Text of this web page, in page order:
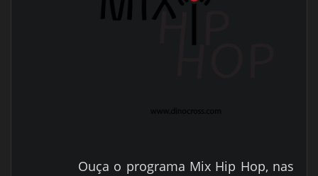
Ouça o programa Mix Hip Hop, nas